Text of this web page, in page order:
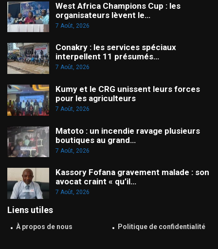
West Africa Champions Cup : les
organisateurs lèvent le…
7 Août, 2026
Conakry : les services spéciaux
interpellent 11 présumés…
7 Août, 2026
Kumy et le CRG unissent leurs forces
pour les agriculteurs
7 Août, 2026
Matoto : un incendie ravage plusieurs
boutiques au grand…
7 Août, 2026
Kassory Fofana gravement malade : son
avocat craint « qu’il…
7 Août, 2026
Liens utiles
À propos de nous Politique de confidentialité